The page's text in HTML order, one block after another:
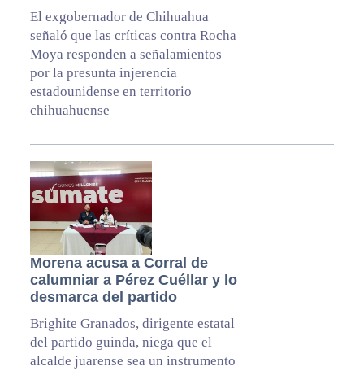
El exgobernador de Chihuahua
señaló que las críticas contra Rocha
Moya responden a señalamientos
por la presunta injerencia
estadounidense en territorio
chihuahuense
Morena acusa a Corral de
calumniar a Pérez Cuéllar y lo
desmarca del partido
Brighite Granados, dirigente estatal
del partido guinda, niega que el
alcalde juarense sea un instrumento